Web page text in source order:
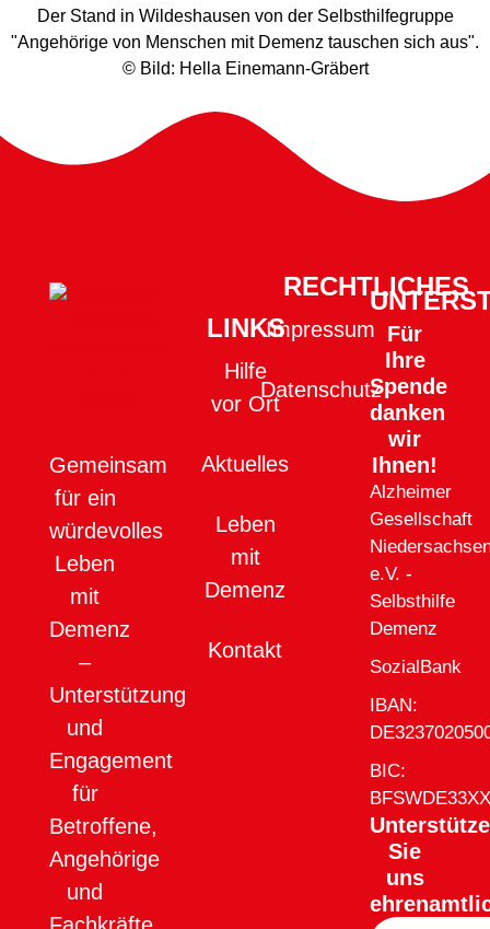
Der Stand in Wildeshausen von der Selbsthilfegruppe
"Angehörige von Menschen mit Demenz tauschen sich aus".
© Bild: Hella Einemann-Gräbert
Gemeinsam
für ein
würdevolles
Leben
mit
Demenz
–
Unterstützung
und
Engagement
für
Betroffene,
Angehörige
und
LINKS
Hilfe
vor Ort
Aktuelles
Leben
mit
Demenz
Kontakt
RECHTLICHES
Impressum
Datenschutz
Für
Ihre
Spende
danken
wir
Ihnen!
Alzheimer
Gesellschaft
e.V. -
Selbsthilfe
Demenz
SozialBank
IBAN:
BIC:
Sie
uns